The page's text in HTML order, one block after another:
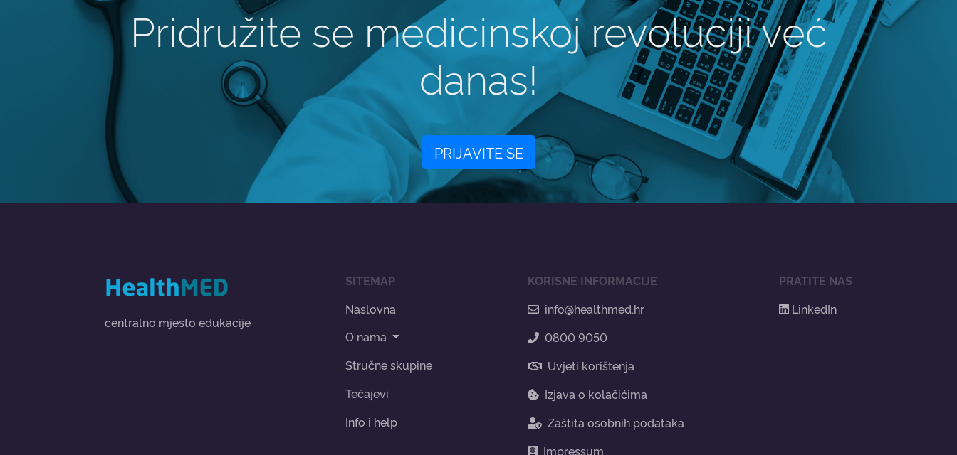
Pridružite se medicinskoj revoluciji već
danas!
PRIJAVITE SE
centralno mjesto edukacije
SITEMAP
Naslovna
O nama
Stručne skupine
Tečajevi
Info i help
KORISNE INFORMACIJE
info@healthmed.hr
0800 9050
Uvjeti korištenja
Izjava o kolačićima
Zaštita osobnih podataka
Impressum
PRATITE NAS
LinkedIn